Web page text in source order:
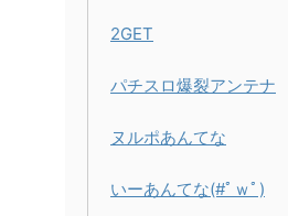
2GET
パチスロ爆裂アンテナ
ヌルポあんてな
いーあんてな(#ﾟｗﾟ)